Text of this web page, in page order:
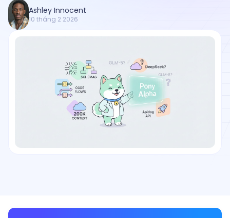
Ashley Innocent
10 tháng 2 2026